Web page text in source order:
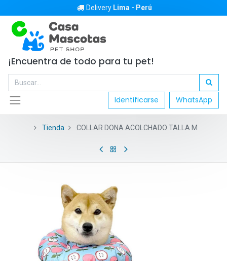
Delivery Lima - Perú
¡Encuentra de todo para tu pet!
Identificarse WhatsApp
Tienda COLLAR DONA ACOLCHADO TALLA M